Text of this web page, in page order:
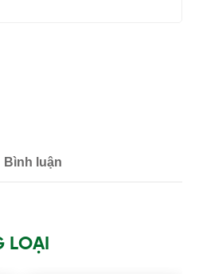
Bình luận
LOẠI